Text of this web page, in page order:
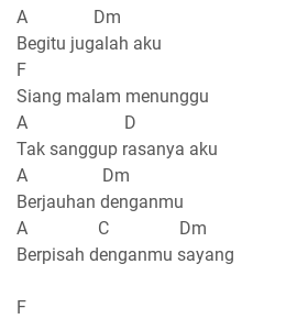
A Dm
Begitu jugalah aku
F
Siang malam menunggu
A D
Tak sanggup rasanya aku
A Dm
Berjauhan denganmu
A C Dm
Berpisah denganmu sayang
F